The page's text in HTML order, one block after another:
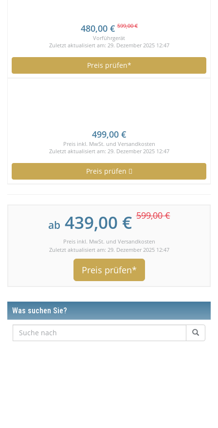
480,00 €599,00 €
Vorführgerät
Zuletzt aktualisiert am: 29. Dezember 2025 12:47
Preis prüfen*
499,00 €
Preis inkl. MwSt. und Versandkosten
Zuletzt aktualisiert am: 29. Dezember 2025 12:47
Preis prüfen
ab 439,00 €599,00 €
Preis inkl. MwSt. und Versandkosten
Zuletzt aktualisiert am: 29. Dezember 2025 12:47
Preis prüfen*
Was suchen Sie?